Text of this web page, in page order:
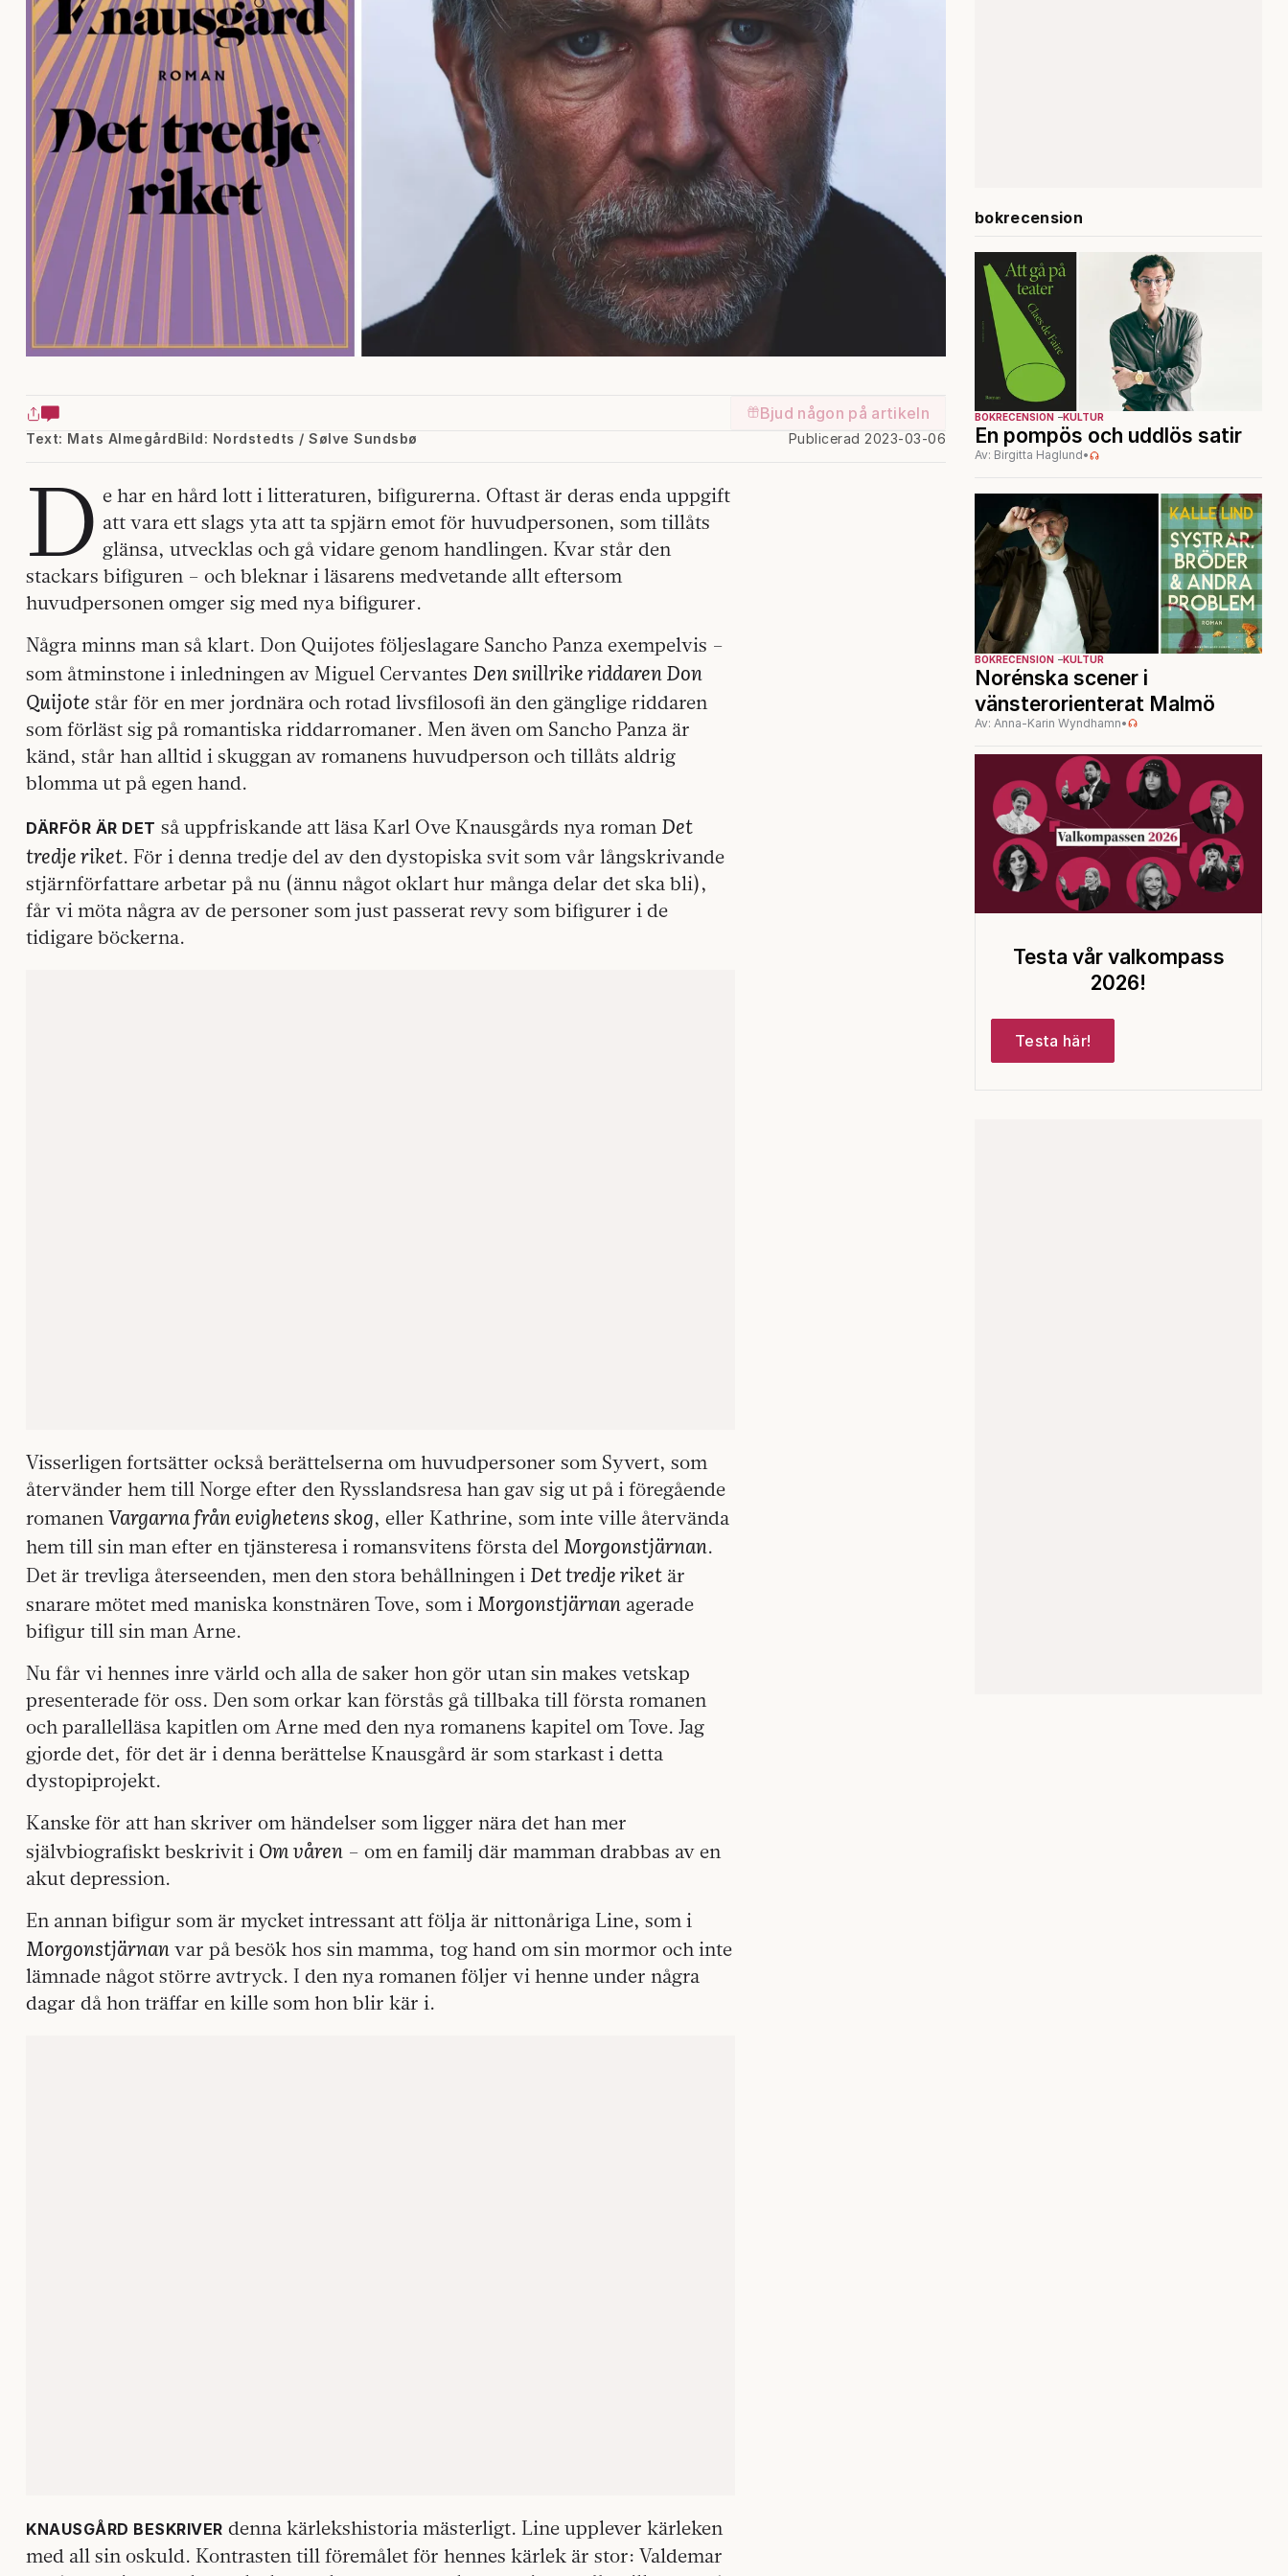
Bjud någon på artikeln
Text: Mats Almegård Publicerad 2023-03-06
Bild: Nordstedts / Sølve Sundsbø
D e har en hård lott i litteraturen, bifigurerna. Oftast är deras enda uppgift
att vara ett slags yta att ta spjärn emot för huvudpersonen, som tillåts
glänsa, utvecklas och gå vidare genom handlingen. Kvar står den
stackars bifiguren – och bleknar i läsarens medvetande allt eftersom
huvudpersonen omger sig med nya bifigurer.
Några minns man så klart. Don Quijotes följeslagare Sancho Panza exempelvis –
som åtminstone i inledningen av Miguel Cervantes Den snillrike riddaren Don
Quijote står för en mer jordnära och rotad livsfilosofi än den gänglige riddaren
som förläst sig på romantiska riddarromaner. Men även om Sancho Panza är
känd, står han alltid i skuggan av romanens huvudperson och tillåts aldrig
blomma ut på egen hand.
DÄRFÖR ÄR DET så uppfriskande att läsa Karl Ove Knausgårds nya roman Det
tredje riket. För i denna tredje del av den dystopiska svit som vår långskrivande
stjärnförfattare arbetar på nu (ännu något oklart hur många delar det ska bli),
får vi möta några av de personer som just passerat revy som bifigurer i de
tidigare böckerna.
Visserligen fortsätter också berättelserna om huvudpersoner som Syvert, som
återvänder hem till Norge efter den Rysslandsresa han gav sig ut på i föregående
romanenVargarna från evighetens skog, eller Kathrine, som inte ville återvända
hem till sin man efter en tjänsteresa i romansvitens första del Morgonstjärnan.
Det är trevliga återseenden, men den stora behållningen i Det tredje riket är
snarare mötet med maniska konstnären Tove, som i Morgonstjärnan agerade
bifigur till sin man Arne.
Nu får vi hennes inre värld och alla de saker hon gör utan sin makes vetskap
presenterade för oss. Den som orkar kan förstås gå tillbaka till första romanen
och parallelläsa kapitlen om Arne med den nya romanens kapitel om Tove. Jag
gjorde det, för det är i denna berättelse Knausgård är som starkast i detta
dystopiprojekt.
Kanske för att han skriver om händelser som ligger nära det han mer
självbiografiskt beskrivit i Om våren – om en familj där mamman drabbas av en
akut depression.
En annan bifigur som är mycket intressant att följa är nittonåriga Line, som i
Morgonstjärnan var på besök hos sin mamma, tog hand om sin mormor och inte
lämnade något större avtryck. I den nya romanen följer vi henne under några
dagar då hon träffar en kille som hon blir kär i.
KNAUSGÅRD BESKRIVER denna kärlekshistoria mästerligt. Line upplever kärleken
med all sin oskuld. Kontrasten till föremålet för hennes kärlek är stor: Valdemar
bokrecension
BOKRECENSION KULTUR
En pompös och uddlös satir
Av: Birgitta Haglund•
BOKRECENSION KULTUR
Norénska scener i
vänsterorienterat Malmö
Av: Anna-Karin Wyndhamn•
Testa vår valkompass
2026!
Testa här!